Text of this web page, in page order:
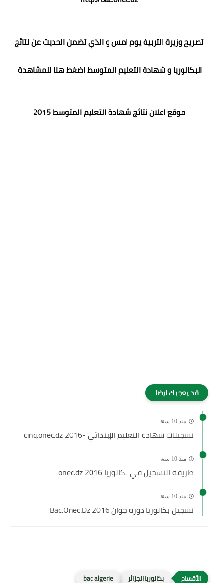
تصريح وزيرة التربية يوم امس و الذي تضمن الحديثعن نتائج
البكالوريا و شهادة التعليم المتوسطاضغط هنا للمشاهدة
موقع اعلان نتائج شهادة التعليم المتوسط 2015
قد يعجبك ايضا
منذ 10 سنة
تسجيلات شهادة التعليم الإبتدائي -2016 cinq.onec.dz
منذ 10 سنة
طريقة التسجيل في بكالوريا 2016 onec.dz
منذ 10 سنة
تسجيل بكالوريا دورة جوان 2016 Bac.Onec.Dz
بكالوريا الجزائر bac algerie